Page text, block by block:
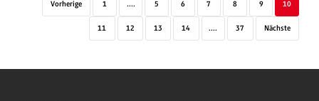
Vorherige 1 .... 5 6 7 8 9 10
11 12 13 14 .... 37 Nächste